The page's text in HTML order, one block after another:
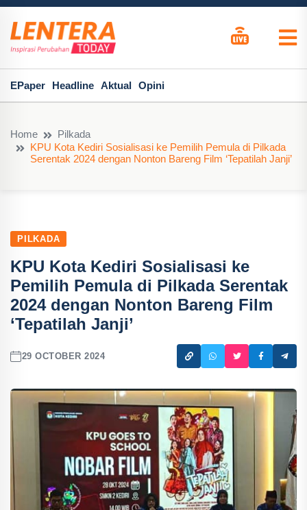
EPaper Headline Aktual Opini
Home
Pilkada
KPU Kota Kediri Sosialisasi ke Pemilih Pemula di Pilkada
Serentak 2024 dengan Nonton Bareng Film ‘Tepatilah Janji’
PILKADA
KPU Kota Kediri Sosialisasi ke
Pemilih Pemula di Pilkada Serentak
2024 dengan Nonton Bareng Film
‘Tepatilah Janji’
29 OCTOBER 2024